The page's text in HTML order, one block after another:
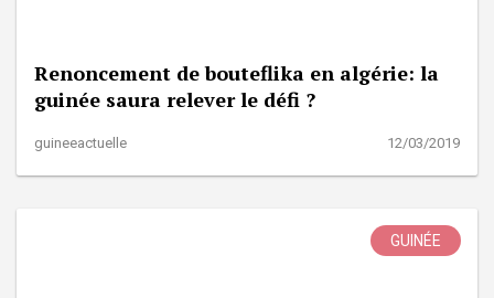
Renoncement de bouteflika en algérie: la
guinée saura relever le défi ?
guineeactuelle 12/03/2019
GUINÉE